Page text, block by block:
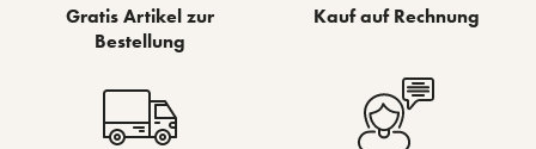
Gratis Artikel zur
Bestellung
Kauf auf Rechnung